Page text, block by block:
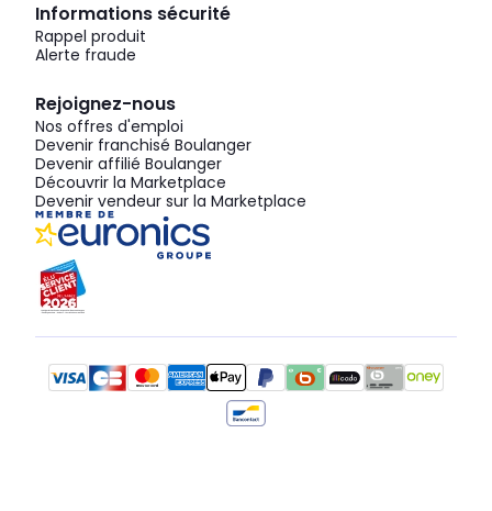
Informations sécurité
Rappel produit
Alerte fraude
Rejoignez-nous
Nos offres d'emploi
Devenir franchisé Boulanger
Devenir affilié Boulanger
Découvrir la Marketplace
Devenir vendeur sur la Marketplace